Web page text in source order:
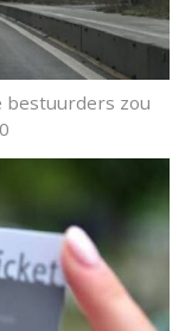
bestuurders zou